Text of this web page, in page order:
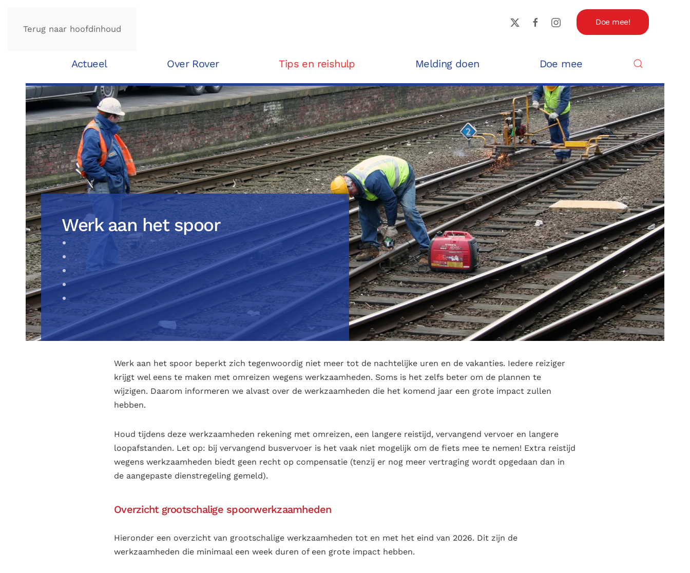
Terug naar hoofdinhoud
Doe mee!
Actueel Over Rover Tips en reishulp Melding doen Doe mee
Werk aan het spoor
Werk aan het spoor beperkt zich tegenwoordig niet meer tot de nachtelijke uren en de vakanties. Iedere reiziger
krijgt wel eens te maken met omreizen wegens werkzaamheden. Soms is het zelfs beter om de plannen te
wijzigen. Daarom informeren we alvast over de werkzaamheden die het komend jaar een grote impact zullen
hebben.
Houd tijdens deze werkzaamheden rekening met omreizen, een langere reistijd, vervangend vervoer en langere
loopafstanden. Let op: bij vervangend busvervoer is het vaak niet mogelijk om de fiets mee te nemen! Extra reistijd
wegens werkzaamheden biedt geen recht op compensatie (tenzij er nog meer vertraging wordt opgedaan dan in
de aangepaste dienstregeling gemeld).
Overzicht grootschalige spoorwerkzaamheden
Hieronder een overzicht van grootschalige werkzaamheden tot en met het eind van 2026. Dit zijn de
werkzaamheden die minimaal een week duren of een grote impact hebben.